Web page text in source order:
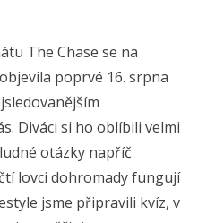
The Chase se na
poprvé 16. srpna
Diváci si ho oblíbili velmi
otázky napříč
lovci dohromady fungují
jsme připravili kvíz, v